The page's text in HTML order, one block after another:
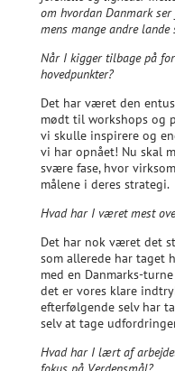
om hvordan Danmark
mens mange andre lande
Når I kigger tilbage på
hovedpunkter?
Det har været den
mødt til workshops og
vi skulle inspirere og
vi har opnået! Nu skal
svære fase, hvor
målene i deres strategi.
Hvad har I været mest
Det har nok været det
som allerede har taget
med en Danmarks-
det er vores klare
efterfølgende selv har
selv at tage
Hvad har I lært af